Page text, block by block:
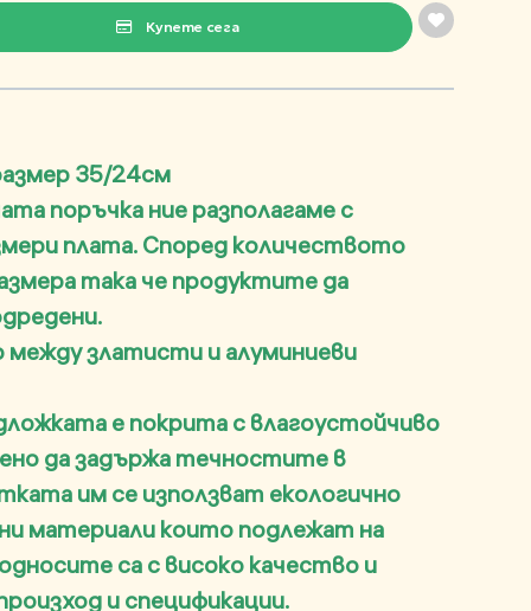
Купете сега
35/24см
поръчка ние разполагаме с
плата. Според количеството
така че продуктите да
златисти и алуминиеви
е покрита с влагоустойчиво
да задържа течностите в
им се използват екологично
материали които подлежат на
са с високо качество и
и спецификации.